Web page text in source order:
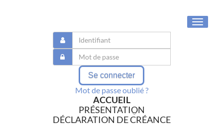
Toggle
Se connecter
Mot de passe oublié ?
ACCUEIL
PRÉSENTATION
DÉCLARATION DE CRÉANCE